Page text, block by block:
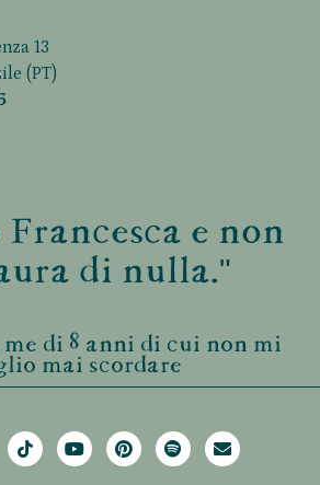
13
(PT)
e non
di nulla."
di 8 anni di cui non mi
mai scordare